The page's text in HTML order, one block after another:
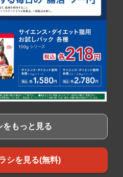
をもっと見る
シを見る(無料)